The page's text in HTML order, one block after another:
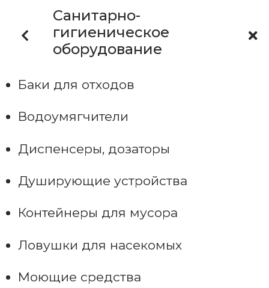
Санитарно-
гигиеническое
оборудование
Баки для отходов
Водоумягчители
Диспенсеры, дозаторы
Душирующие устройства
Контейнеры для мусора
Ловушки для насекомых
Моющие средства